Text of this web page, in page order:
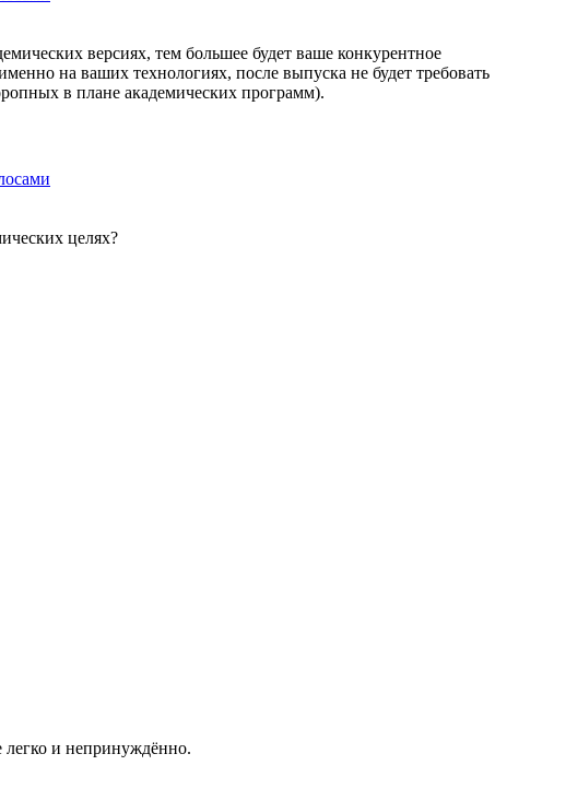
версиях, тем большее будет ваше конкурентное
на ваших технологиях, после выпуска не будет требовать
в плане академических программ).
целях?
легко и непринуждённо.